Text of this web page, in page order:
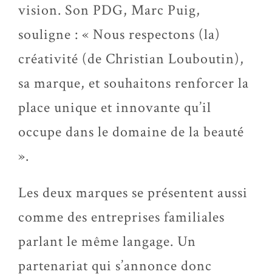
vision. Son PDG, Marc Puig,
souligne : « Nous respectons (la)
créativité (de Christian Louboutin),
sa marque, et souhaitons renforcer la
place unique et innovante qu’il
occupe dans le domaine de la beauté
».
Les deux marques se présentent aussi
comme des entreprises familiales
parlant le même langage. Un
partenariat qui s’annonce donc